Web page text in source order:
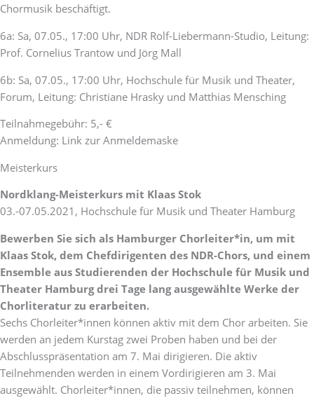
Chormusik beschäftigt.
6a: Sa, 07.05., 17:00 Uhr, NDR Rolf-Liebermann-Studio, Leitung:
Prof. Cornelius Trantow und Jörg Mall
6b: Sa, 07.05., 17:00 Uhr, Hochschule für Musik und Theater,
Forum, Leitung: Christiane Hrasky und Matthias Mensching
Teilnahmegebühr: 5,- €
Anmeldung: Link zur Anmeldemaske
Meisterkurs
Nordklang-Meisterkurs mit Klaas Stok
03.-07.05.2021, Hochschule für Musik und Theater Hamburg
Bewerben Sie sich als Hamburger Chorleiter*in, um mit
Klaas Stok, dem Chefdirigenten des NDR-Chors, und einem
Ensemble aus Studierenden der Hochschule für Musik und
Theater Hamburg drei Tage lang ausgewählte Werke der
Chorliteratur zu erarbeiten.
Sechs Chorleiter*innen können aktiv mit dem Chor arbeiten. Sie
werden an jedem Kurstag zwei Proben haben und bei der
Abschlusspräsentation am 7. Mai dirigieren. Die aktiv
Teilnehmenden werden in einem Vordirigieren am 3. Mai
ausgewählt. Chorleiter*innen, die passiv teilnehmen, können